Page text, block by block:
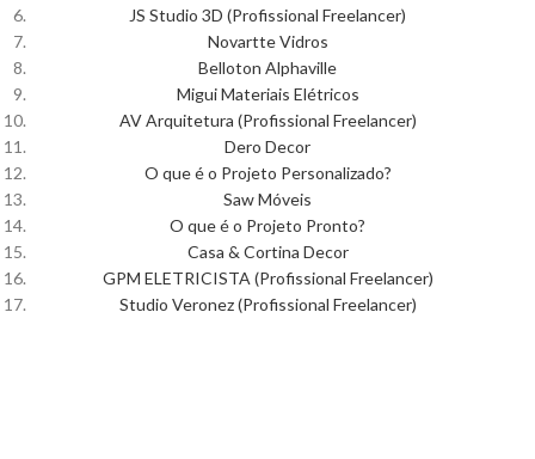
JS Studio 3D (Profissional Freelancer)
Novartte Vidros
Belloton Alphaville
Migui Materiais Elétricos
AV Arquitetura (Profissional Freelancer)
Dero Decor
O que é o Projeto Personalizado?
Saw Móveis
O que é o Projeto Pronto?
Casa & Cortina Decor
GPM ELETRICISTA (Profissional Freelancer)
Studio Veronez (Profissional Freelancer)